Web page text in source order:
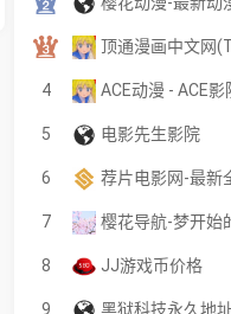
顶通漫画中文网
4
5 电影先生影院
6
7
8 JJ游戏币价格
9